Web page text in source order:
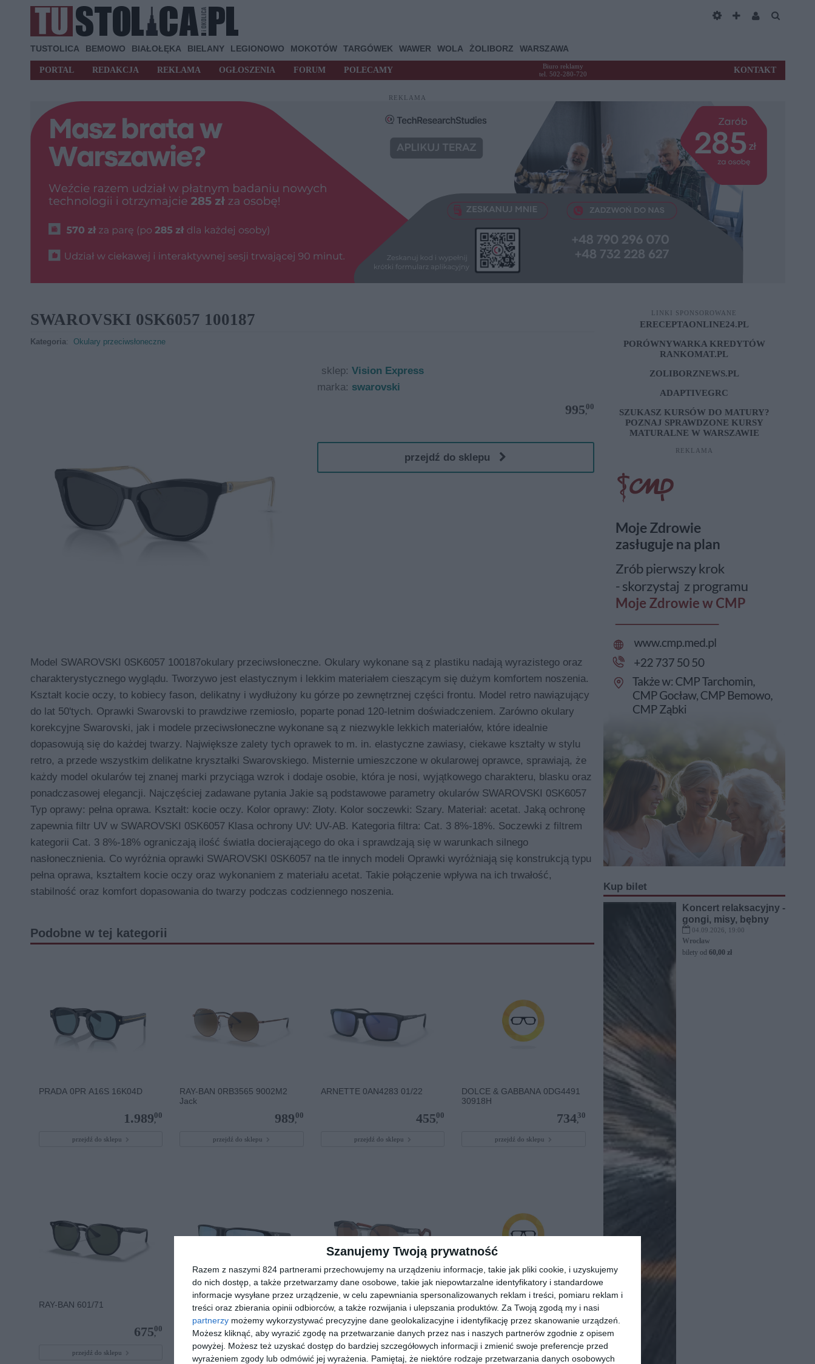
Szanujemy Twoją prywatność
Razem z naszymi 824 partnerami przechowujemy na urządzeniu informacje, takie jak pliki cookie, i uzyskujemy
do nich dostęp, a także przetwarzamy dane osobowe, takie jak niepowtarzalne identyfikatory i standardowe
informacje wysyłane przez urządzenie, w celu zapewniania spersonalizowanych reklam i treści, pomiaru reklam i
treści oraz zbierania opinii odbiorców, a także rozwijania i ulepszania produktów. Za Twoją zgodą my i nasi
partnerzy możemy wykorzystywać precyzyjne dane geolokalizacyjne i identyfikację przez skanowanie urządzeń.
Możesz kliknąć, aby wyrazić zgodę na przetwarzanie danych przez nas i naszych partnerów zgodnie z opisem
powyżej. Możesz też uzyskać dostęp do bardziej szczegółowych informacji i zmienić swoje preferencje przed
wyrażeniem zgody lub odmówić jej wyrażenia.
Pamiętaj, że niektóre rodzaje przetwarzania danych osobowych
TUSTOLICA BEMOWO BIAŁOŁĘKA BIELANY LEGIONOWO MOKOTÓW TARGÓWEK WAWER WOLA ŻOLIBORZ WARSZAWA
PORTAL REDAKCJA REKLAMA OGŁOSZENIA FORUM POLECAMY
Biuro reklamy
tel. 502-280-720
KONTAKT
REKLAMA
SWAROVSKI 0SK6057 100187
Kategoria: Okulary przeciwsłoneczne
sklep: Vision Express
marka: swarovski
995,
00
przejdź do sklepu
Model SWAROVSKI 0SK6057 100187okulary przeciwsłoneczne. Okulary wykonane są z plastiku nadają wyrazistego oraz
charakterystycznego wyglądu. Tworzywo jest elastycznym i lekkim materiałem cieszącym się dużym komfortem noszenia.
Kształt kocie oczy, to kobiecy fason, delikatny i wydłużony ku górze po zewnętrznej części frontu. Model retro nawiązujący
do lat 50'tych. Oprawki Swarovski to prawdziwe rzemiosło, poparte ponad 120-letnim doświadczeniem. Zarówno okulary
korekcyjne Swarovski, jak i modele przeciwsłoneczne wykonane są z niezwykle lekkich materiałów, które idealnie
dopasowują się do każdej twarzy. Największe zalety tych oprawek to m. in. elastyczne zawiasy, ciekawe kształty w stylu
retro, a przede wszystkim delikatne kryształki Swarovskiego. Misternie umieszczone w okularowej oprawce, sprawiają, że
każdy model okularów tej znanej marki przyciąga wzrok i dodaje osobie, która je nosi, wyjątkowego charakteru, blasku oraz
ponadczasowej elegancji. Najczęściej zadawane pytania Jakie są podstawowe parametry okularów SWAROVSKI 0SK6057
Typ oprawy: pełna oprawa. Kształt: kocie oczy. Kolor oprawy: Złoty. Kolor soczewki: Szary. Materiał: acetat. Jaką ochronę
zapewnia filtr UV w SWAROVSKI 0SK6057 Klasa ochrony UV: UV-AB. Kategoria filtra: Cat. 3 8%-18%. Soczewki z filtrem
kategorii Cat. 3 8%-18% ograniczają ilość światła docierającego do oka i sprawdzają się w warunkach silnego
nasłonecznienia. Co wyróżnia oprawki SWAROVSKI 0SK6057 na tle innych modeli Oprawki wyróżniają się konstrukcją typu
pełna oprawa, kształtem kocie oczy oraz wykonaniem z materiału acetat. Takie połączenie wpływa na ich trwałość,
stabilność oraz komfort dopasowania do twarzy podczas codziennego noszenia.
Podobne w tej kategorii
PRADA 0PR A16S 16K04D
1.989,
00
przejdź do sklepu
RAY-BAN 0RB3565 9002M2
Jack
989,
00
przejdź do sklepu
ARNETTE 0AN4283 01/22
455,
00
przejdź do sklepu
DOLCE & GABBANA 0DG4491
30918H
734,
30
przejdź do sklepu
RAY-BAN 601/71
675,
00
przejdź do sklepu
OAKLEY 0OO9470 947004
615,
30
przejdź do sklepu
OAKLEY HSTN 0OO9242
924206
799,
przejdź do sklepu
POLAROID PLD 4097/S 807
359,
przejdź do sklepu
LINKI SPONSOROWANE
ERECEPTAONLINE24.PL
PORÓWNYWARKA KREDYTÓW
RANKOMAT.PL
ZOLIBORZNEWS.PL
ADAPTIVEGRC
SZUKASZ KURSÓW DO MATURY?
POZNAJ SPRAWDZONE KURSY
MATURALNE W WARSZAWIE
REKLAMA
Kup bilet
Koncert relaksacyjny -
gongi, misy, bębny
04.09.2026, 19:00
Wrocław
bilety od 60,00 zł